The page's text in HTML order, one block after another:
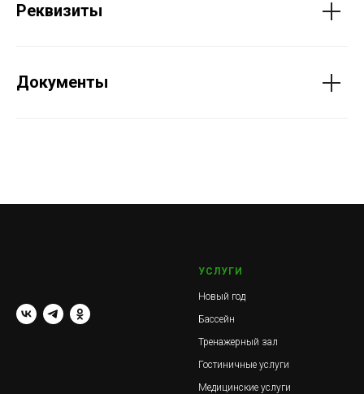
Реквизиты
Документы
УСЛУГИ
Новый год
Бассейн
Тренажерный зал
Гостиничные услуги
Медицинские услуги